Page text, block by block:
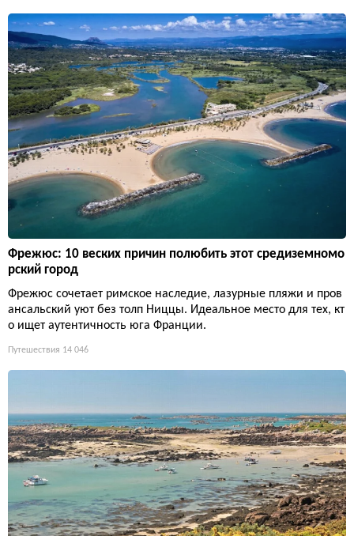
Фрежюс: 10 веских причин полюбить этот средиземномо
рский город
Фрежюс сочетает римское наследие, лазурные пляжи и пров
ансальский уют без толп Ниццы. Идеальное место для тех, кт
о ищет аутентичность юга Франции.
Путешествия 14 046